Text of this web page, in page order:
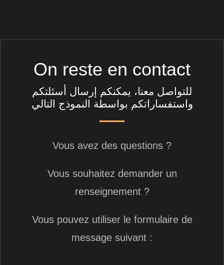
On reste en contact
للتواصل معنا، يمكنكم إرسال أسئلتكم
واستفساراتكم بواسطة النموذج التالي
Vous avez des questions ?
Vous souhaitez demander un
renseignement ?
Vous pouvez utiliser le formulaire de
message suivant :